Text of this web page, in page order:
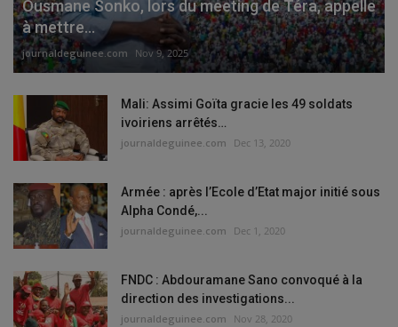
Ousmane Sonko, lors du meeting de Téra, appelle
à mettre...
journaldeguinee.com Nov 9, 2025
Mali: Assimi Goïta gracie les 49 soldats
ivoiriens arrêtés…
journaldeguinee.com Dec 13, 2020
Armée : après l’Ecole d’Etat major initié sous
Alpha Condé,...
journaldeguinee.com Dec 1, 2020
FNDC : Abdouramane Sano convoqué à la
direction des investigations...
journaldeguinee.com Nov 28, 2020